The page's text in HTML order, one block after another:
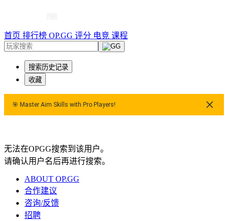
首页 排行榜 OP.GG 评分 电竞 课程
搜索历史记录
收藏
🎯 Master Aim Skills with Pro Players!
无法在OPGG搜索到该用户。
请确认用户名后再进行搜索。
ABOUT OP.GG
合作建议
咨询/反馈
招聘